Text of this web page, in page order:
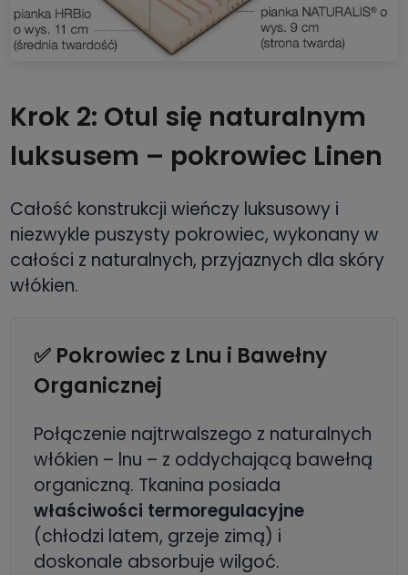
Krok 2: Otul się naturalnym
luksusem – pokrowiec Linen
Całość konstrukcji wieńczy luksusowy i
niezwykle puszysty pokrowiec, wykonany w
całości z naturalnych, przyjaznych dla skóry
włókien.
✅ Pokrowiec z Lnu i Bawełny
Organicznej
Połączenie najtrwalszego z naturalnych
włókien – lnu – z oddychającą bawełną
organiczną. Tkanina posiada
właściwości termoregulacyjne
(chłodzi latem, grzeje zimą) i
doskonale absorbuje wilgoć.